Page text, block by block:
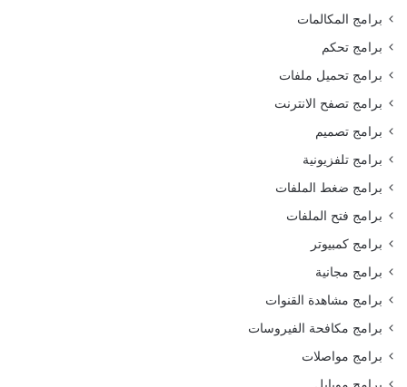
برامج المكالمات
برامج تحكم
برامج تحميل ملفات
برامج تصفح الانترنت
برامج تصميم
برامج تلفزيونية
برامج ضغط الملفات
برامج فتح الملفات
برامج كمبيوتر
برامج مجانية
برامج مشاهدة القنوات
برامج مكافحة الفيروسات
برامج مواصلات